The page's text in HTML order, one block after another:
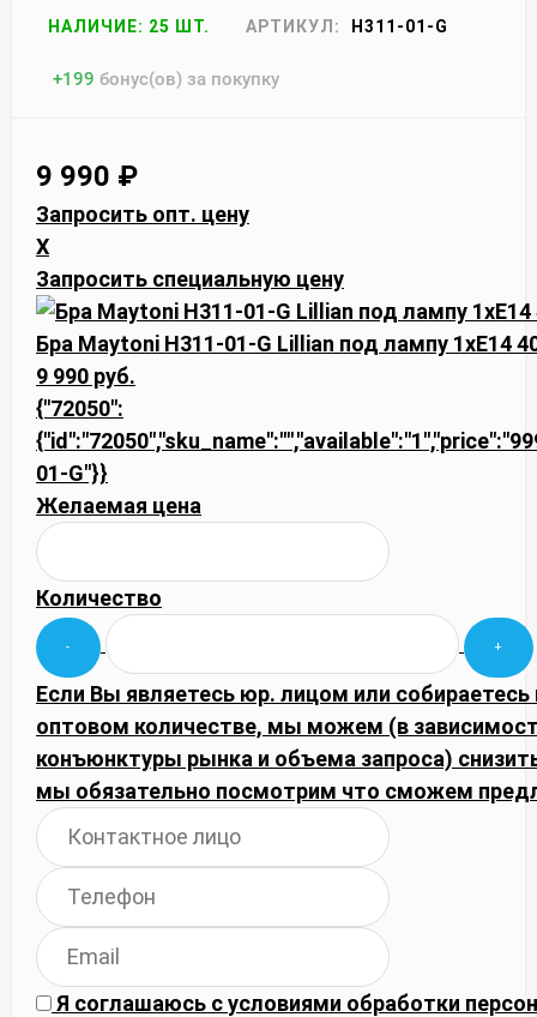
НАЛИЧИЕ: 25 ШТ. АРТИКУЛ: H311-01-G
+199 бонус(ов) за покупку
9 990 ₽
Запросить опт. цену
X
Запросить специальную цену
Бра Maytoni H311-01-G Lillian под лампу 1xE14
9 990 руб.
{"72050":
01-G"}}
Желаемая цена
Количество
Если Вы являетесь юр. лицом или собираетесь
оптовом количестве, мы можем (в
конъюнктуры рынка и объема запроса)
мы обязательно посмотрим что сможем
Я соглашаюсь сусловиями обработки